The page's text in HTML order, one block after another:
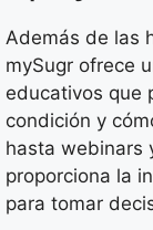
Además de las
mySugr ofrece
educativos que
condición y
hasta webinars
proporciona la
para tomar